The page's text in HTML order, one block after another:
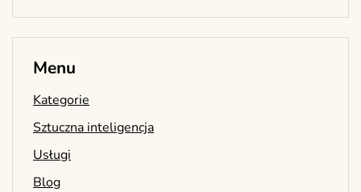
Menu
Kategorie
Sztuczna inteligencja
Usługi
Blog